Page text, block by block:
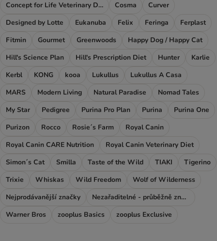
Concept for Life Veterinary Diet
Cosma
Curver
Designed by Lotte
Eukanuba Felix Feringa
Ferplast
Fitmin
Gourmet Greenwoods
Happy Dog / Happy Cat
Hill's Science Plan
Hill's Prescription Diet Hunter
Karlie
Kerbl
KONG kooa Lukullus
Lukullus A Casa
MARS
Modern Living Natural Paradise
Nomad Tales
My Star
Pedigree Purina Pro Plan Purina
Purina One
Purizon
Rocco Rosie´s Farm
Royal Canin
Royal Canin CARE Nutrition
Royal Canin Veterinary Diet
Simon´s Cat
Smilla Taste of the Wild TIAKI
Tigerino
Trixie
Whiskas Wild Freedom
Wolf of Wilderness
Nejprodávanější značky
Nezařaditelné - průběžně značky
Warner Bros
zooplus Basics zooplus Exclusive